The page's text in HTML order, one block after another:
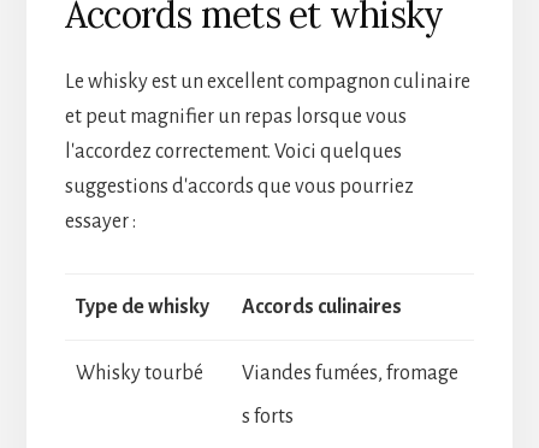
Accords mets et whisky
Le whisky est un excellent compagnon culinaire
et peut magnifier un repas lorsque vous
l'accordez correctement. Voici quelques
suggestions d'accords que vous pourriez
essayer :
Type de whisky Accords culinaires
Whisky tourbé
Viandes fumées, fromage
s forts